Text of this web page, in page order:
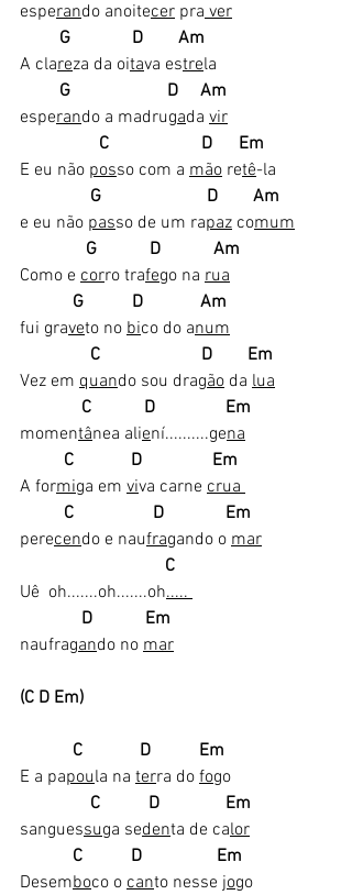
esperando anoitecer pra ver
        G              D        Am
A clareza da oitava estrela
G                      D     Am
esperando a madrugada vir
                 C                     D      Em
E eu não posso com a mão retê-la
               G                        D        Am
e eu não passo de um rapaz comum
              G            D            Am
Como e corro trafego na rua
           G           D             Am
fui graveto no bico do anum
               C                       D        Em
Vez em quando sou dragão da lua
             C            D                Em
momentânea aliení..........gena
C             D                Em
A formiga em viva carne crua
      C                  D              Em
perecendo e naufragando o mar
                                C
Uê  oh.......oh.......oh.....
             D            Em
naufragando no mar
(C D Em)
            C             D           Em
E a papoula na terra do fogo
               C           D               Em
sanguessuga sedenta de calor
           C           D                 Em
Desemboco o canto nesse jogo